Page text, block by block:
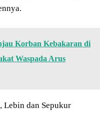
Korban Kebakaran di
Waspada Arus
Lebin dan Sepukur